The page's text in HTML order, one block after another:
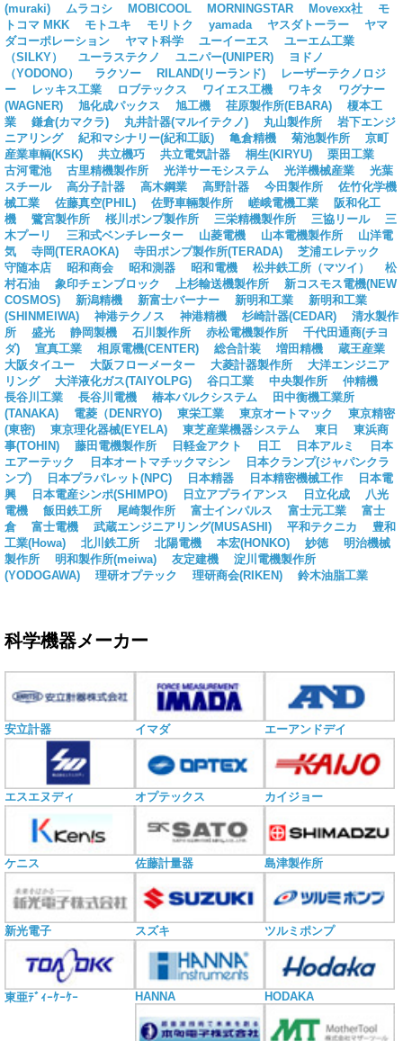
(muraki)
ムラコシ MOBICOOL MORNINGSTAR Movexx社
モ
トコマ MKK
モトユキ モリトク yamada ヤスダトーラー
ヤマ
ダコーポレーション
ヤマト科学 ユーイーエス
ユーエム工業
（SILKY）
ユーラステクノ ユニパー(UNIPER)
ヨドノ
（YODONO）
ラクソー RILAND(リーランド)
レーザーテクノロジ
ー
レッキス工業 ロブテックス ワイエス工機 ワキタ
ワグナー
(WAGNER)
旭化成パックス 旭工機 荏原製作所(EBARA)
榎本工
業
鎌倉(カマクラ) 丸井計器(マルイテクノ) 丸山製作所
岩下エンジ
ニアリング
紀和マシナリー(紀和工販) 亀倉精機 菊池製作所
京町
産業車輌(KSK)
共立機巧 共立電気計器 桐生(KIRYU)
栗田工業
古河電池
古里精機製作所 光洋サーモシステム 光洋機械産業
光葉
スチール
高分子計器 高木鋼業 高野計器 今田製作所
佐竹化学機
械工業
佐藤真空(PHIL) 佐野車輛製作所 嵯峨電機工業
阪和化工
機
鷺宮製作所 桜川ポンプ製作所 三栄精機製作所 三協リール
三
木プーリ
三和式ベンチレーター 山菱電機 山本電機製作所
山洋電
気
寺岡(TERAOKA) 寺田ポンプ製作所(TERADA)
芝浦エレテック
守随本店
昭和商会 昭和測器 昭和電機 松井鉄工所（マツイ）
松
村石油
象印チェンブロック 上杉輸送機製作所
新コスモス電機(NEW
COSMOS)
新潟精機 新富士バーナー 新明和工業
新明和工業
(SHINMEIWA)
神港テクノス 神港精機 杉崎計器(CEDAR)
清水製作
所
盛光 静岡製機 石川製作所 赤松電機製作所
千代田通商(チヨ
ダ)
宣真工業 相原電機(CENTER) 総合計装 増田精機
蔵王産業
大阪タイユー
大阪フローメーター 大菱計器製作所
大洋エンジニア
リング
大洋液化ガス(TAIYOLPG) 谷口工業 中央製作所
仲精機
長谷川工業
長谷川電機 椿本バルクシステム
田中衡機工業所
(TANAKA)
電菱（DENRYO) 東栄工業 東京オートマック
東京精密
(東密)
東京理化器械(EYELA) 東芝産業機器システム 東日
東浜商
事(TOHIN)
藤田電機製作所 日軽金アクト 日工 日本アルミ
日本
エアーテック
日本オートマチックマシン
日本クランプ(ジャパンクラ
ンプ)
日本プラパレット(NPC) 日本精器 日本精密機械工作
日本電
興
日本電産シンポ(SHIMPO) 日立アプライアンス 日立化成
八光
電機
飯田鉄工所 尾崎製作所 富士インパルス 富士元工業
富士
倉
富士電機 武蔵エンジニアリング(MUSASHI) 平和テクニカ
豊和
工業(Howa)
北川鉄工所 北陽電機 本宏(HONKO) 妙徳
明治機械
製作所
明和製作所(meiwa) 友定建機
淀川電機製作所
(YODOGAWA)
理研オプテック 理研商会(RIKEN) 鈴木油脂工業
科学機器メーカー
安立計器 イマダ エーアンドデイ
エスエヌディ オプテックス カイジョー
ケニス 佐藤計量器 島津製作所
新光電子 スズキ ツルミポンプ
東亜ﾃﾞｨｰｹｰｹｰ HANNA HODAKA